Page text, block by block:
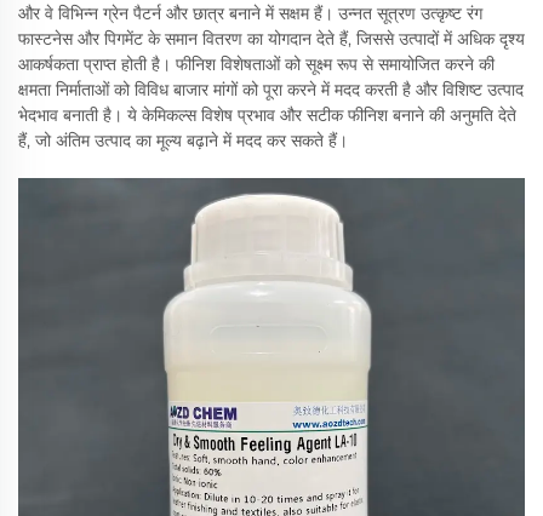
और वे विभिन्न ग्रेन पैटर्न और छात्र बनाने में सक्षम हैं। उन्नत सूत्रण उत्कृष्ट रंग
फास्टनेस और पिगमेंट के समान वितरण का योगदान देते हैं, जिससे उत्पादों में अधिक दृश्य
आकर्षकता प्राप्त होती है। फीनिश विशेषताओं को सूक्ष्म रूप से समायोजित करने की
क्षमता निर्माताओं को विविध बाजार मांगों को पूरा करने में मदद करती है और विशिष्ट उत्पाद
भेदभाव बनाती है। ये केमिकल्स विशेष प्रभाव और सटीक फीनिश बनाने की अनुमति देते
हैं, जो अंतिम उत्पाद का मूल्य बढ़ाने में मदद कर सकते हैं।